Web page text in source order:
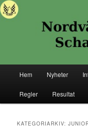
Hoppa
till
Hoppa
till
Nordvästra
Senaste nytt ifrån
Hem Nyheter
Regler Resultat
KATEGORIARKIV: